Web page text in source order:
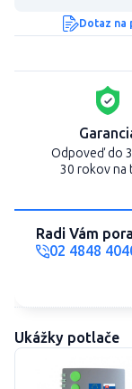
Dotaz na
Odpoveď do
30 rokov na
Radi Vám
02 4848
Ukážky potlače